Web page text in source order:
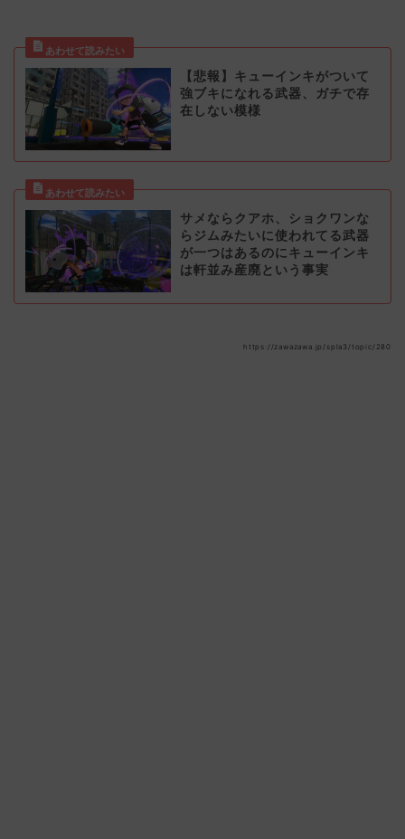
【悲報】キューインキがついて
強ブキになれる武器、ガチで存
在しない模様
サメならクアホ、ショクワンな
らジムみたいに使われてる武器
が一つはあるのにキューインキ
は軒並み産廃という事実
https://zawazawa.jp/spla3/topic/280